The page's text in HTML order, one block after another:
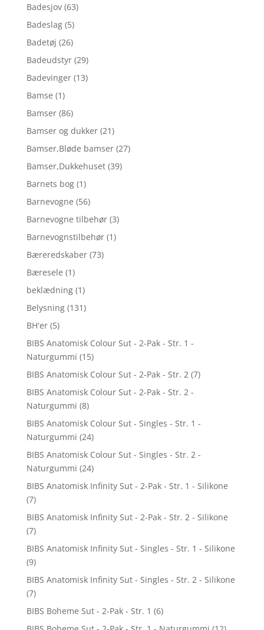
Badesjov (63)
Badeslag (5)
Badetøj (26)
Badeudstyr (29)
Badevinger (13)
Bamse (1)
Bamser (86)
Bamser og dukker (21)
Bamser,Bløde bamser (27)
Bamser,Dukkehuset (39)
Barnets bog (1)
Barnevogne (56)
Barnevogne tilbehør (3)
Barnevognstilbehør (1)
Bæreredskaber (73)
Bæresele (1)
beklædning (1)
Belysning (131)
BH'er (5)
BIBS Anatomisk Colour Sut - 2-Pak - Str. 1 -
Naturgummi (15)
BIBS Anatomisk Colour Sut - 2-Pak - Str. 2 (7)
BIBS Anatomisk Colour Sut - 2-Pak - Str. 2 -
Naturgummi (8)
BIBS Anatomisk Colour Sut - Singles - Str. 1 -
Naturgummi (24)
BIBS Anatomisk Colour Sut - Singles - Str. 2 -
Naturgummi (24)
BIBS Anatomisk Infinity Sut - 2-Pak - Str. 1 - Silikone
(7)
BIBS Anatomisk Infinity Sut - 2-Pak - Str. 2 - Silikone
(7)
BIBS Anatomisk Infinity Sut - Singles - Str. 1 - Silikone
(9)
BIBS Anatomisk Infinity Sut - Singles - Str. 2 - Silikone
(7)
BIBS Boheme Sut - 2-Pak - Str. 1 (6)